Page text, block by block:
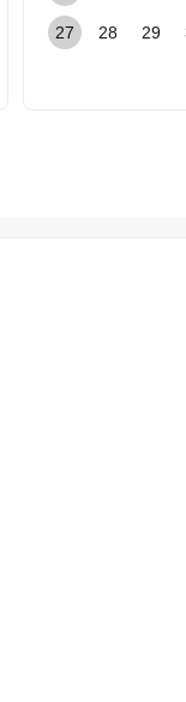
27 28 29